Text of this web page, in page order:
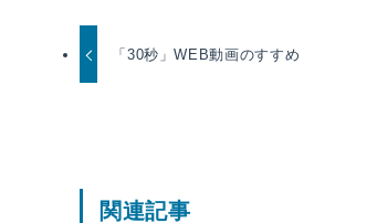
「30秒」WEB動画のすすめ
関連記事